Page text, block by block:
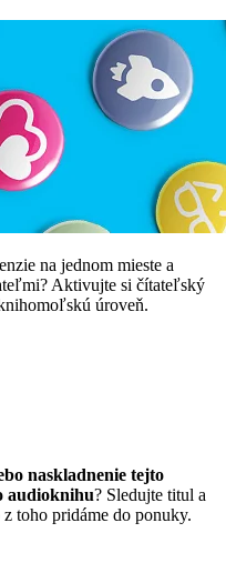
na jednom mieste a
Aktivujte si čítateľský
úroveň.
naskladnenie tejto
audioknihu? Sledujte titul a
toho pridáme do ponuky.